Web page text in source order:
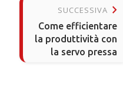
SUCCESSIVA keyboard_arrow_right
Come efficientare
la produttività con
la servo pressa